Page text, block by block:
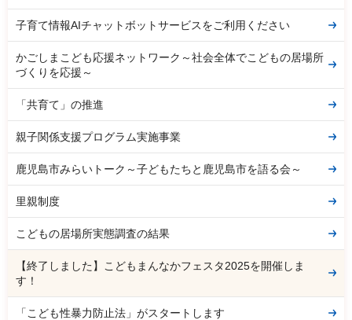
子育て情報AIチャットボットサービスをご利用ください
かごしまこども応援ネットワーク～社会全体でこどもの居場所
づくりを応援～
「共育て」の推進
親子関係支援プログラム実施事業
鹿児島市みらいトーク～子どもたちと鹿児島市を語る会～
里親制度
こどもの居場所実態調査の結果
【終了しました】こどもまんなかフェスタ2025を開催しま
す！
「こども性暴力防止法」がスタートします